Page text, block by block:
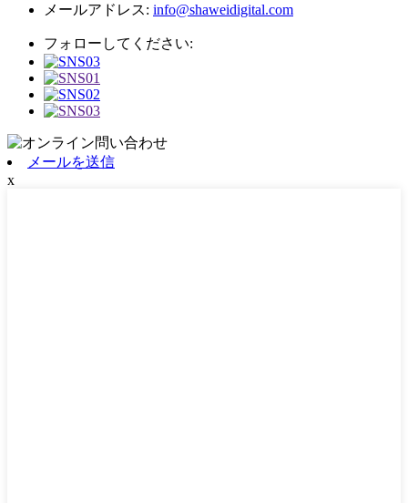
メールアドレス: info@shaweidigital.com
フォローしてください:
メールを送信
x